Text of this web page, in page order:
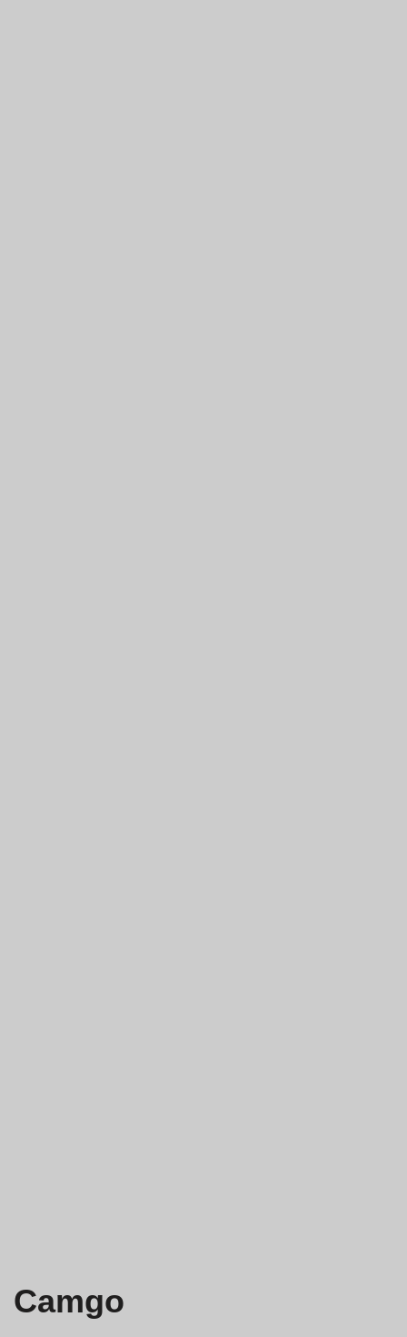
Camgo